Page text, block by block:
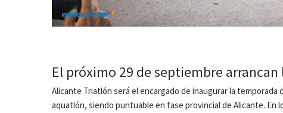
El próximo 29 de septiembre arrancan
Alicante Triatlón será el encargado de inaugurar la
aquatlón, siendo puntuable en fase provincial de Alicante.